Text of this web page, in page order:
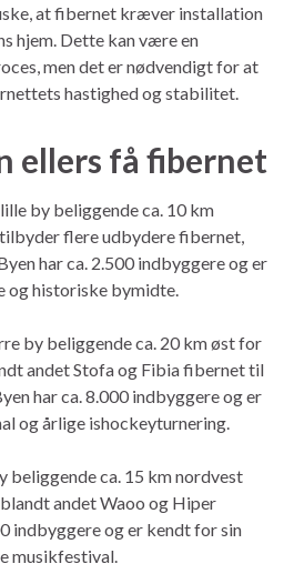
at fibernet kræver installation
hjem. Dette kan være en
men det er nødvendigt for at
hastighed og stabilitet.
ellers få fibernet
by beliggende ca. 10 km
flere udbydere fibernet,
har ca. 2.500 indbyggere og er
og historiske bymidte.
by beliggende ca. 20 km øst for
andet Stofa og Fibia fibernet til
har ca. 8.000 indbyggere og er
og årlige ishockeyturnering.
beliggende ca. 15 km nordvest
andet Waoo og Hiper
indbyggere og er kendt for sin
musikfestival.